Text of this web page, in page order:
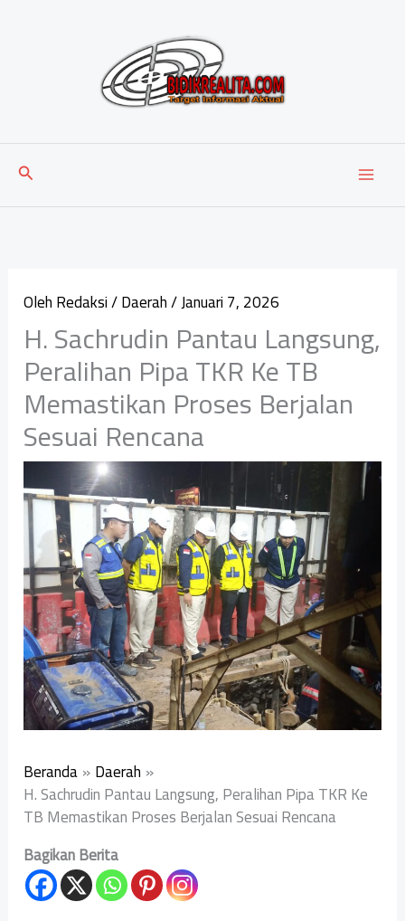
Cari
OlehRedaksi/Daerah/Januari 7, 2026
H. Sachrudin Pantau Langsung,
Peralihan Pipa TKR Ke TB
Memastikan Proses Berjalan
Sesuai Rencana
Beranda Daerah
H. Sachrudin Pantau Langsung, Peralihan Pipa TKR Ke
TB Memastikan Proses Berjalan Sesuai Rencana
Bagikan Berita